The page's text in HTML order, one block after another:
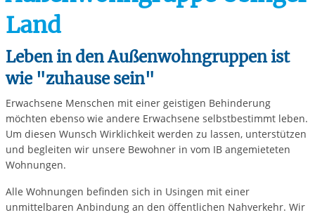
Land
Leben in den Außenwohngruppen ist
wie "zuhause sein"
Erwachsene Menschen mit einer geistigen Behinderung
möchten ebenso wie andere Erwachsene selbstbestimmt leben.
Um diesen Wunsch Wirklichkeit werden zu lassen, unterstützen
und begleiten wir unsere Bewohner in vom IB angemieteten
Wohnungen.
Alle Wohnungen befinden sich in Usingen mit einer
unmittelbaren Anbindung an den öffentlichen Nahverkehr. Wir